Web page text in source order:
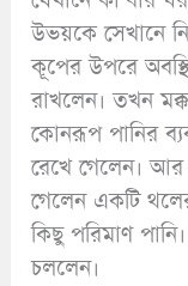
উভয়কে সেখানে
কূপের উপরে
রাখলেন। তখন
কোনরূপ পানির
রেখে গেলেন। আর
গেলেন একটি
কিছু পরিমাণ
চললেন।